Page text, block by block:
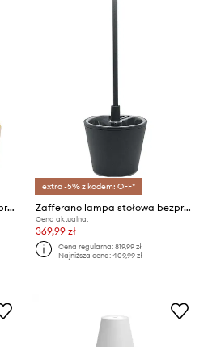
Zafferano lampa stołowa bezprzewodowa led Swap Mini
extra -5% z kodem: OFF*
Zafferano lampa stołowa bezprzewodowa led Paldina Reverso
Cena aktualna:
369,99 zł
Cena regularna:819,99 zł
Najniższa cena:409,99 zł